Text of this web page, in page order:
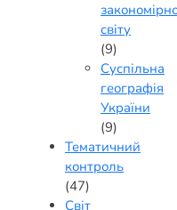
світу
(9)
Суспільна
географія
України
(9)
Тематичний
контроль
(47)
Світ